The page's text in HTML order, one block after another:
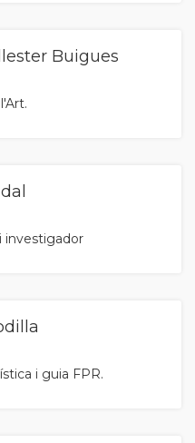
Buigues
investigador
i guia FPR.